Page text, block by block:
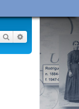
Buscar Búsqueda